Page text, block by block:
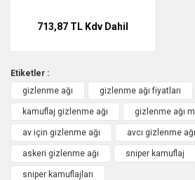
713,87 TL Kdv Dahil
Etiketler :
gizlenme ağı
gizlenme ağı fiyatları
kamuflaj gizlenme ağı gizlenme ağı
av için gizlenme ağı avcı gizlenme ağı
askeri gizlenme ağı sniper kamuflaj
sniper kamuflajları